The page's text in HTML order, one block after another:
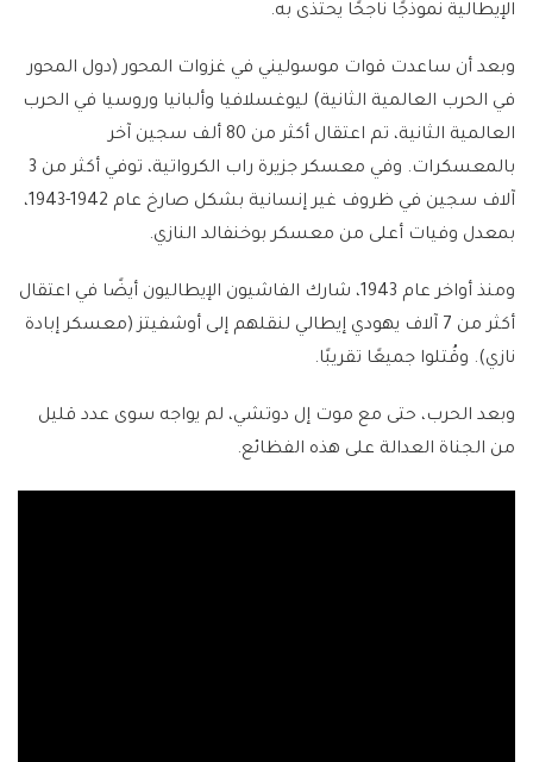
الإيطالية نموذجًا ناجحًا يحتذى به.
وبعد أن ساعدت قوات موسوليني في غزوات المحور (دول المحور
في الحرب العالمية الثانية) ليوغسلافيا وألبانيا وروسيا في الحرب
العالمية الثانية، تم اعتقال أكثر من 80 ألف سجين آخر
بالمعسكرات. وفي معسكر جزيرة راب الكرواتية، توفي أكثر من 3
آلاف سجين في ظروف غير إنسانية بشكل صارخ عام 1942-1943،
بمعدل وفيات أعلى من معسكر بوخنفالد النازي.
ومنذ أواخر عام 1943، شارك الفاشيون الإيطاليون أيضًا في اعتقال
أكثر من 7 آلاف يهودي إيطالي لنقلهم إلى أوشفيتز (معسكر إبادة
نازي). وقُتلوا جميعًا تقريبًا.
وبعد الحرب، حتى مع موت إل دوتشي، لم يواجه سوى عدد قليل
من الجناة العدالة على هذه الفظائع.